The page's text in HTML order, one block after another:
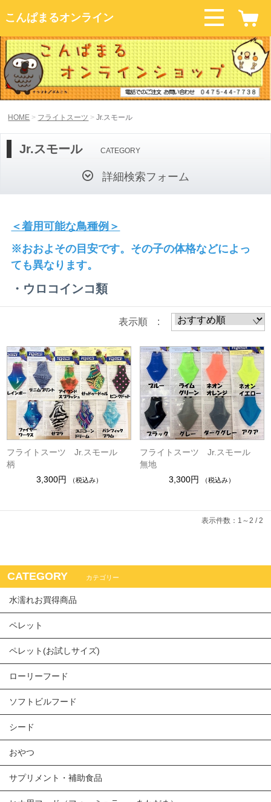
こんぱまるオンライン
HOME フライトスーツ Jr.スモール
Jr.スモール CATEGORY
詳細検索フォーム
＜着用可能な鳥種例＞
※おおよその目安です。その子の体格などによっ
ても異なります。
・ウロコインコ類
表示順 :
フライトスーツ Jr.スモール
柄
3,300円
（税込み）
フライトスーツ Jr.スモール
無地
3,300円
（税込み）
表示件数：1～2 / 2
CATEGORY カテゴリー
水濡れお買得商品
ペレット
ペレット(お試しサイズ)
ローリーフード
ソフトビルフード
シード
おやつ
サプリメント・補助食品